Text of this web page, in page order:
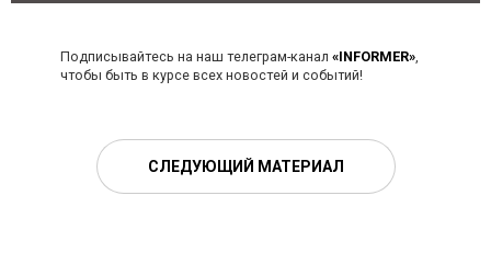
Подписывайтесь на наш телеграм-канал «INFORMER»,
чтобы быть в курсе всех новостей и событий!
СЛЕДУЮЩИЙ МАТЕРИАЛ